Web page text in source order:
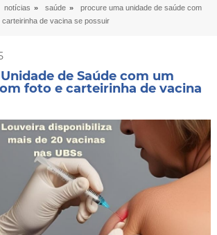
notícias » saúde »
procure uma unidade de saúde com
de vacina se possuir
de Saúde com um
foto e carteirinha de vacina